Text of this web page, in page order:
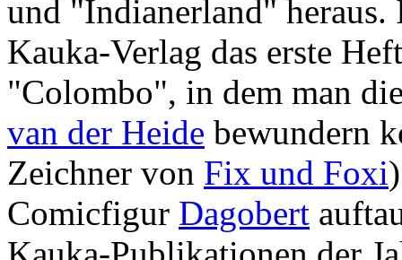
und "Indianerland" heraus.
Kauka-Verlag das erste
"Colombo", in dem man
van der Heide bewundern
Zeichner von Fix und Foxi
Comicfigur Dagobert